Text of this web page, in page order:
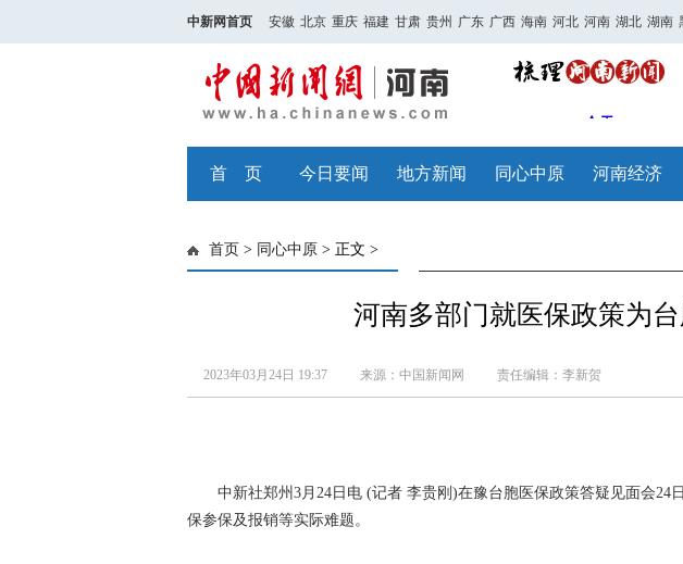
中新网首页 安徽 北京 重庆 福建 甘肃 贵州 广东 广西 海南 河北 河南 湖北 湖南
首 页 今日要闻 地方新闻 同心中原 河南经济
首页 > 同心中原 > 正文 >
河南多部门就医保政策为
2023年03月24日 19:37 来源：中国新闻网 责任编辑：李新贺
中新社郑州3月24日电 (记者 李贵刚)在豫台胞医保政策答疑见面会24
保参保及报销等实际难题。